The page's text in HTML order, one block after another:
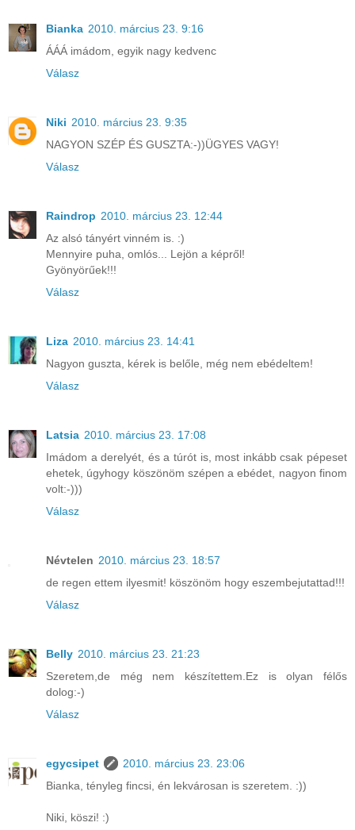
Bianka 2010. március 23. 9:16
ÁÁÁ imádom, egyik nagy kedvenc
Válasz
Niki 2010. március 23. 9:35
NAGYON SZÉP ÉS GUSZTA:-))ÜGYES VAGY!
Válasz
Raindrop 2010. március 23. 12:44
Az alsó tányért vinném is. :)
Mennyire puha, omlós... Lejön a képről!
Gyönyörűek!!!
Válasz
Liza 2010. március 23. 14:41
Nagyon guszta, kérek is belőle, még nem ebédeltem!
Válasz
Latsia 2010. március 23. 17:08
Imádom a derelyét, és a túrót is, most inkább csak pépeset
ehetek, úgyhogy köszönöm szépen a ebédet, nagyon finom
volt:-)))
Válasz
Névtelen 2010. március 23. 18:57
de regen ettem ilyesmit! köszönöm hogy eszembejutattad!!!
Válasz
Belly 2010. március 23. 21:23
Szeretem,de még nem készítettem.Ez is olyan félős
dolog:-)
Válasz
egycsipet
2010. március 23. 23:06
Bianka, tényleg fincsi, én lekvárosan is szeretem. :))
Niki, köszi! :)